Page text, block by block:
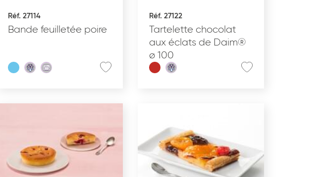
APPLIQUER
Réf. 27114
Bande feuilletée poire
Réf. 27122
Tartelette chocolat
aux éclats de Daim®
ø 100